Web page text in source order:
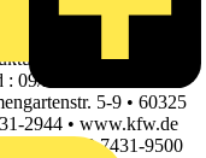
Energieeffizient
09/2012 •
5-9 • 60325
2944 • www.kfw.de
• Fax: 069 7431-9500